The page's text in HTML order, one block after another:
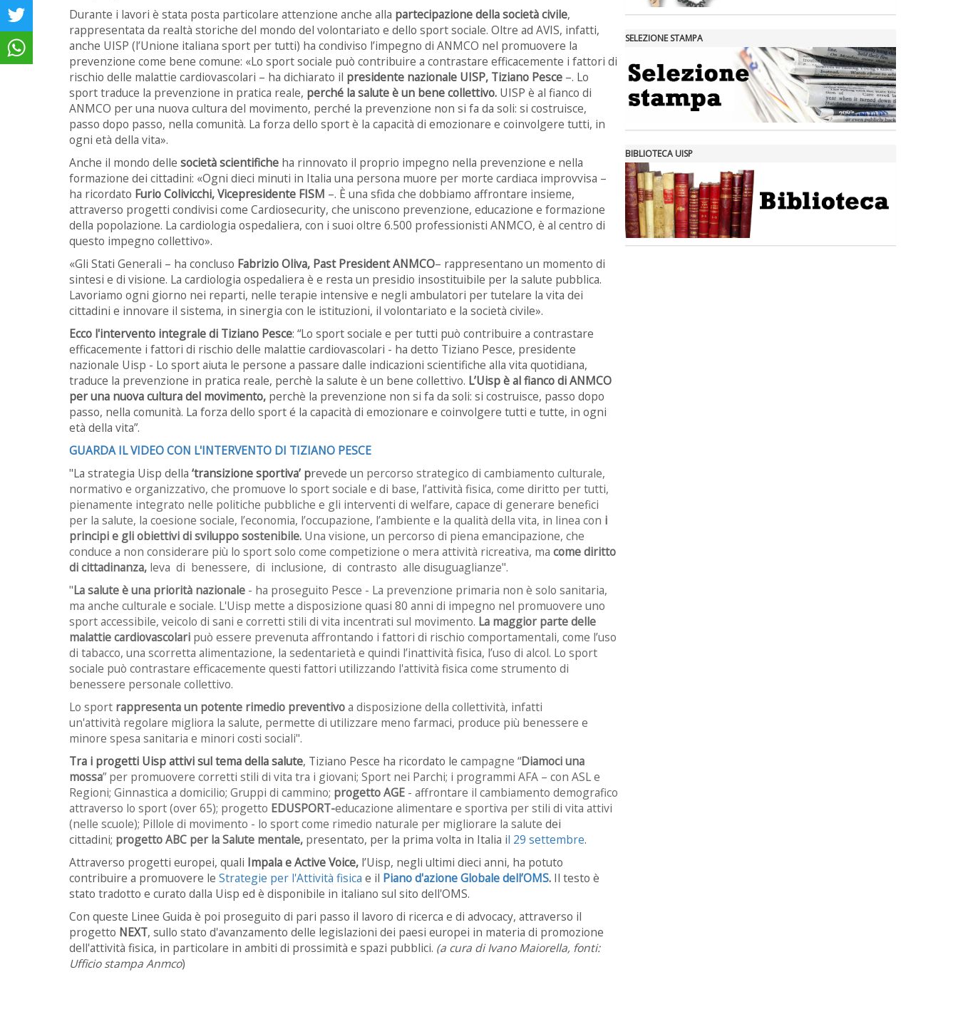
Durante i lavori è stata posta particolare attenzione anche alla partecipazione della società civile,
rappresentata da realtà storiche del mondo del volontariato e dello sport sociale. Oltre ad AVIS, infatti,
anche UISP (l’Unione italiana sport per tutti) ha condiviso l’impegno di ANMCO nel promuovere la
prevenzione come bene comune: «Lo sport sociale può contribuire a contrastare efficacemente i fattori di
rischio delle malattie cardiovascolari – ha dichiarato il presidente nazionale UISP, Tiziano Pesce –. Lo
sport traduce la prevenzione in pratica reale, perché la salute è un bene collettivo. UISP è al fianco di
ANMCO per una nuova cultura del movimento, perché la prevenzione non si fa da soli: si costruisce,
passo dopo passo, nella comunità. La forza dello sport è la capacità di emozionare e coinvolgere tutti, in
ogni età della vita».
Anche il mondo delle società scientifiche ha rinnovato il proprio impegno nella prevenzione e nella
formazione dei cittadini: «Ogni dieci minuti in Italia una persona muore per morte cardiaca improvvisa –
ha ricordato Furio Colivicchi, Vicepresidente FISM –. È una sfida che dobbiamo affrontare insieme,
attraverso progetti condivisi come Cardiosecurity, che uniscono prevenzione, educazione e formazione
della popolazione. La cardiologia ospedaliera, con i suoi oltre 6.500 professionisti ANMCO, è al centro di
questo impegno collettivo».
«Gli Stati Generali – ha concluso Fabrizio Oliva, Past President ANMCO– rappresentano un momento di
sintesi e di visione. La cardiologia ospedaliera è e resta un presidio insostituibile per la salute pubblica.
Lavoriamo ogni giorno nei reparti, nelle terapie intensive e negli ambulatori per tutelare la vita dei
cittadini e innovare il sistema, in sinergia con le istituzioni, il volontariato e la società civile».
Ecco l'intervento integrale di Tiziano Pesce: “Lo sport sociale e per tutti può contribuire a contrastare
efficacemente i fattori di rischio delle malattie cardiovascolari - ha detto Tiziano Pesce, presidente
nazionale Uisp - Lo sport aiuta le persone a passare dalle indicazioni scientifiche alla vita quotidiana,
traduce la prevenzione in pratica reale, perchè la salute è un bene collettivo. L’Uisp è al fianco di ANMCO
per una nuova cultura del movimento, perchè la prevenzione non si fa da soli: si costruisce, passo dopo
passo, nella comunità. La forza dello sport é la capacità di emozionare e coinvolgere tutti e tutte, in ogni
età della vita”.
GUARDA IL VIDEO CON L'INTERVENTO DI TIZIANO PESCE
"La strategia Uisp della ‘transizione sportiva’ prevede un percorso strategico di cambiamento culturale,
normativo e organizzativo, che promuove lo sport sociale e di base, l’attività fisica, come diritto per tutti,
pienamente integrato nelle politiche pubbliche e gli interventi di welfare, capace di generare benefici
per la salute, la coesione sociale, l’economia, l’occupazione, l’ambiente e la qualità della vita, in linea con i
principi e gli obiettivi di sviluppo sostenibile. Una visione, un percorso di piena emancipazione, che
conduce a non considerare più lo sport solo come competizione o mera attività ricreativa, ma come diritto
di cittadinanza, leva di benessere, di inclusione, di contrasto alle disuguaglianze".
"La salute è una priorità nazionale - ha proseguito Pesce - La prevenzione primaria non è solo sanitaria,
ma anche culturale e sociale. L'Uisp mette a disposizione quasi 80 anni di impegno nel promuovere uno
sport accessibile, veicolo di sani e corretti stili di vita incentrati sul movimento. La maggior parte delle
malattie cardiovascolari può essere prevenuta affrontando i fattori di rischio comportamentali, come l’uso
di tabacco, una scorretta alimentazione, la sedentarietà e quindi l’inattività fisica, l’uso di alcol. Lo sport
sociale può contrastare efficacemente questi fattori utilizzando l'attività fisica come strumento di
benessere personale collettivo.
Lo sport rappresenta un potente rimedio preventivoa disposizione della collettività, infatti
un'attività regolare migliora la salute, permette di utilizzare meno farmaci, produce più benessere e
minore spesa sanitaria e minori costi sociali".
Tra i progetti Uisp attivi sul tema della salute, Tiziano Pesce ha ricordato le campagne “Diamoci una
mossa” per promuovere corretti stili di vita tra i giovani; Sport nei Parchi; i programmi AFA – con ASL e
Regioni; Ginnastica a domicilio; Gruppi di cammino; progetto AGE - affrontare il cambiamento demografico
attraverso lo sport (over 65); progetto EDUSPORT-educazione alimentare e sportiva per stili di vita attivi
(nelle scuole); Pillole di movimento - lo sport come rimedio naturale per migliorare la salute dei
cittadini; progetto ABC per la Salute mentale, presentato, per la prima volta in Italia il 29 settembre.
Attraverso progetti europei, quali Impala e Active Voice, l’Uisp, negli ultimi dieci anni, ha potuto
contribuire a promuovere le Strategie per l'Attività fisica e il Piano d'azione Globale dell’OMS. Il testo è
stato tradotto e curato dalla Uisp ed è disponibile in italiano sul sito dell'OMS.
Con queste Linee Guida è poi proseguito di pari passo il lavoro di ricerca e di advocacy, attraverso il
progetto NEXT, sullo stato d'avanzamento delle legislazioni dei paesi europei in materia di promozione
dell'attività fisica, in particolare in ambiti di prossimità e spazi pubblici. (a cura di Ivano Maiorella, fonti:
Ufficio stampa Anmco)
SELEZIONE STAMPA
BIBLIOTECA UISP